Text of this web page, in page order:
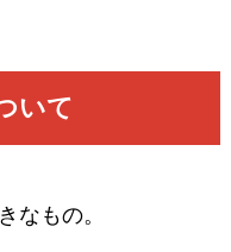
いて
なもの。